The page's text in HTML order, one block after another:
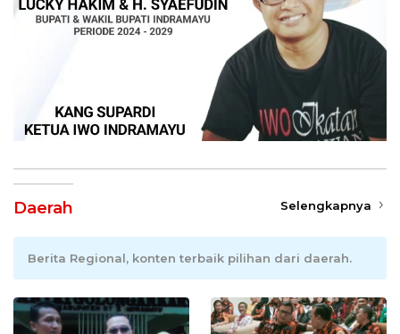
Daerah Selengkapnya
Berita Regional, konten terbaik pilihan dari daerah.